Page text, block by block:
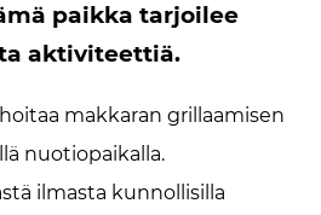
paikka tarjoilee
aktiviteettiä.
makkaran grillaamisen
nuotiopaikalla.
ilmasta kunnollisilla